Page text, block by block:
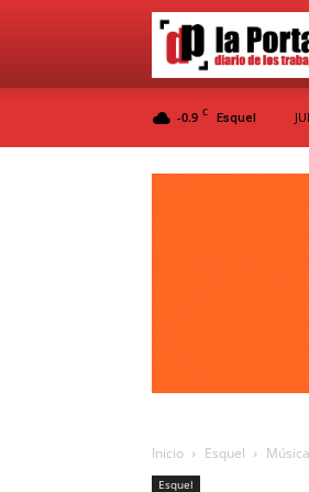
-0.9 C Esquel
Inicio Esquel
Esquel